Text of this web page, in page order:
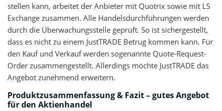
stellen kann, arbeitet der Anbieter mit Quotrix sowie mit LS
Exchange zusammen. Alle Handelsdurchführungen werden
durch die Überwachungsstelle geprüft. So ist sichergestellt,
dass es nicht zu einem JustTRADE Betrug kommen kann. Für
den Kauf und Verkauf werden sogenannte Quote-Request-
Order zusammengestellt. Allerdings möchte JustTRADE das
Angebot zunehmend erweitern.
Produktzusammenfassung & Fazit – gutes Angebot
für den Aktienhandel